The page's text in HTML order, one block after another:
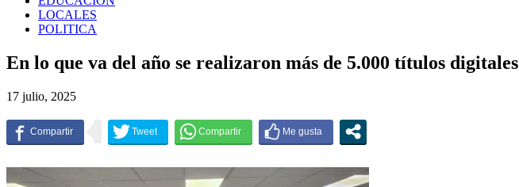
LOCALES
POLITICA
En lo que va del año se realizaron más de 5.000 títulos digitales
17 julio, 2025